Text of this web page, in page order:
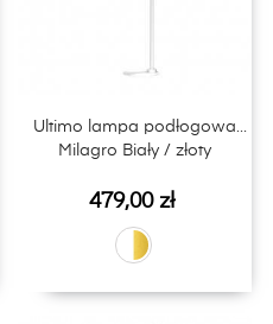
Ultimo lampa podłogowa
Milagro Biały / złoty
Cena
479,00 zł